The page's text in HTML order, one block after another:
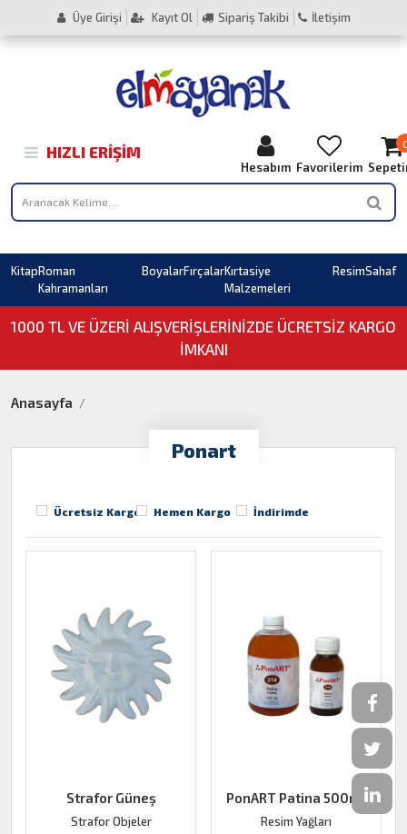
Üye Girişi Kayıt Ol Sipariş Takibi İletişim
HIZLI ERIŞIM
Hesabım Favorilerim
KitapRoman
Kahramanları
BoyalarFırçalarKırtasiye
Malzemeleri
ResimSahaf
1000 TL VE ÜZERI ALIŞVERIŞLERINIZDE ÜCRETSİZ KARGO
İMKANI
Anasayfa
Ponart
Ücretsiz Kargo Hemen Kargo İndirimde
Strafor Güneş
Strafor Objeler
PonART Patina 500ml
Resim Yağları